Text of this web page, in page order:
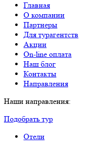
Главная
О компании
Партнеры
Для турагентств
Акции
On-line оплата
Наш блог
Контакты
Направления
Наши направления:
Подобрать тур
Отели